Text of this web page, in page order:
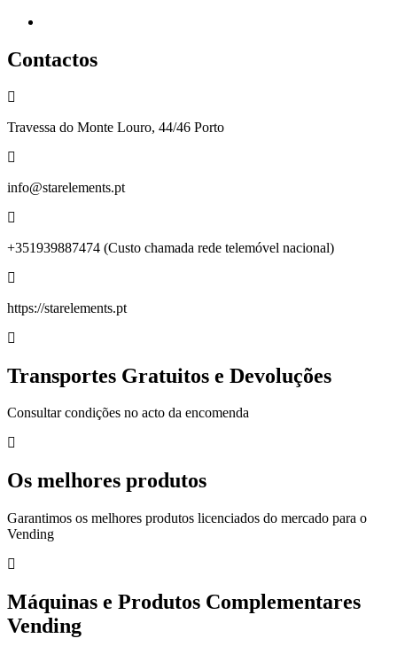
Contactos
Travessa do Monte Louro, 44/46 Porto
info@starelements.pt
+351939887474 (Custo chamada rede telemóvel nacional)
https://starelements.pt
Transportes Gratuitos e Devoluções
Consultar condições no acto da encomenda
Os melhores produtos
Garantimos os melhores produtos licenciados do mercado para o
Vending
Máquinas e Produtos Complementares
Vending